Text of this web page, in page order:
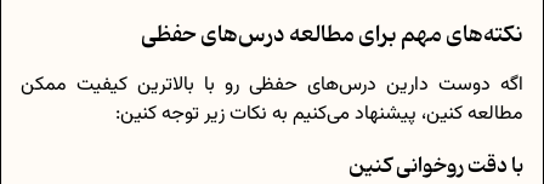
نکته‌های مهم برای مطالعه درس‌های حفظی
اگه دوست دارین درس‌های حفظی رو با بالاترین کیفیت ممکن
مطالعه کنین، پیشنهاد می‌کنیم به نکات زیر توجه کنین:
با دقت روخوانی کنین